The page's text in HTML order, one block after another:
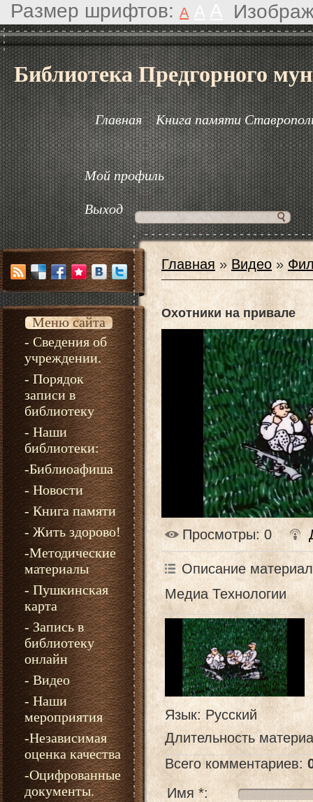
Размер шрифтов: A
Библиотека Предгорного
Главная Книга памяти
Мой профиль
Выход
Меню сайта
- Сведения об
учреждении.
- Порядок
записи в
библиотеку
- Наши
библиотеки:
-Библиоафиша
- Новости
- Книга памяти
- Жить здорово!
-Методические
материалы
- Пушкинская
карта
- Запись в
библиотеку
онлайн
- Видео
- Наши
мероприятия
-Независимая
оценка качества
-Оцифрованные
документы.
Главная »Видео »
Охотники на привале
Просмотры: 0
Описание
Медиа Технологии
Язык: Русский
Длительность
Всего комментариев:
Имя *: